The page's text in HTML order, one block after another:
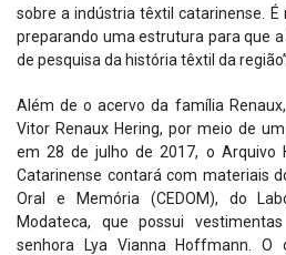
sobre a indústria têxtil catarinense.
preparando uma estrutura para que a
de pesquisa da história têxtil da
Além de o acervo da família
Vitor Renaux Hering, por meio de
em 28 de julho de 2017, o Arquivo
Catarinense contará com materiais
Oral e Memória (CEDOM), do
Modateca, que possui
senhora Lya Vianna Hoffmann. O